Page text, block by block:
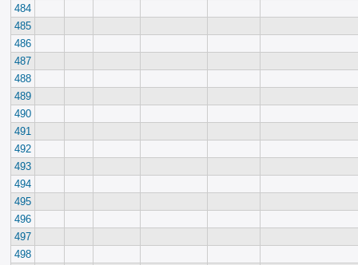
484
485
486
487
488
489
490
491
492
493
494
495
496
497
498